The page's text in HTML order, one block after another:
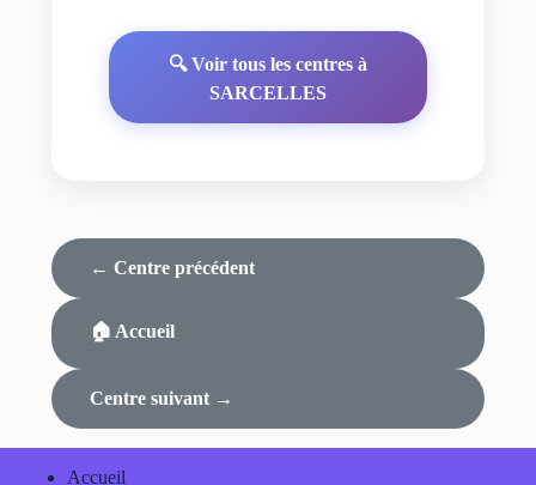
🔍 Voir tous les centres à
SARCELLES
← Centre précédent
🏠 Accueil
Centre suivant →
Accueil